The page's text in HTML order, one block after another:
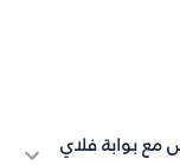
مع بوابة فلاي